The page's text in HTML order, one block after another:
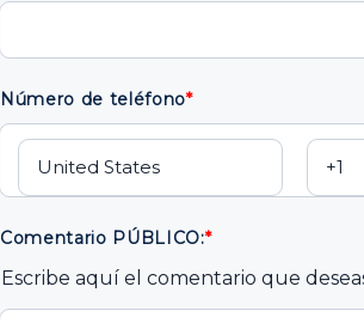
Número de teléfono*
Comentario PÚBLICO:*
Escribe aquí el comentario que